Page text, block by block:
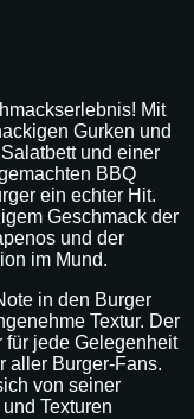
Mit
Gurken und
und einer
BBQ
ein echter Hit.
Geschmack der
und der
im Mund.
in den Burger
Textur. Der
für jede Gelegenheit
aller Burger-Fans.
von seiner
Texturen